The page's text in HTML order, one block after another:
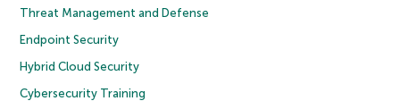
Threat Management and Defense
Endpoint Security
Hybrid Cloud Security
Cybersecurity Training